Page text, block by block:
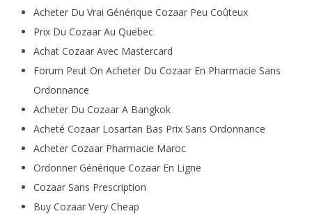
Acheter Du Vrai Générique Cozaar Peu Coûteux
Prix Du Cozaar Au Quebec
Achat Cozaar Avec Mastercard
Forum Peut On Acheter Du Cozaar En Pharmacie Sans
Ordonnance
Acheter Du Cozaar A Bangkok
Acheté Cozaar Losartan Bas Prix Sans Ordonnance
Acheter Cozaar Pharmacie Maroc
Ordonner Générique Cozaar En Ligne
Cozaar Sans Prescription
Buy Cozaar Very Cheap